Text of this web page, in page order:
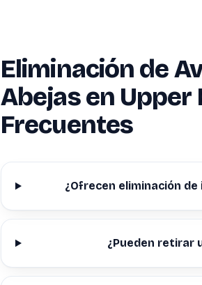
Eliminación de
Abejas en
Frecuentes
¿Ofrecen eliminación
¿Pueden retirar